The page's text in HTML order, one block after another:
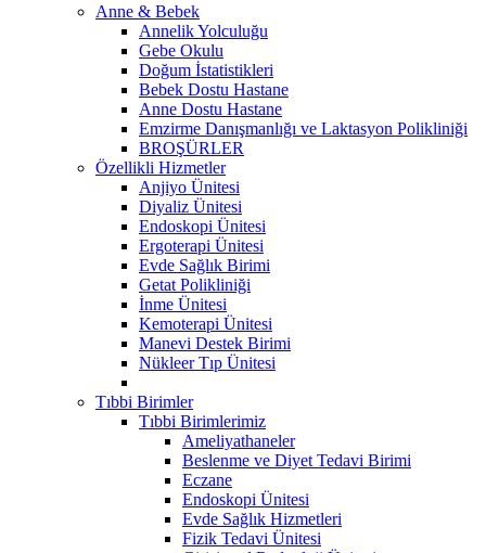
Anne & Bebek
Annelik Yolculuğu
Gebe Okulu
Doğum İstatistikleri
Bebek Dostu Hastane
Anne Dostu Hastane
Emzirme Danışmanlığı ve Laktasyon Polikliniği
BROŞÜRLER
Özellikli Hizmetler
Anjiyo Ünitesi
Diyaliz Ünitesi
Endoskopi Ünitesi
Ergoterapi Ünitesi
Evde Sağlık Birimi
Getat Polikliniği
İnme Ünitesi
Kemoterapi Ünitesi
Manevi Destek Birimi
Nükleer Tıp Ünitesi
Tıbbi Birimler
Tıbbi Birimlerimiz
Ameliyathaneler
Beslenme ve Diyet Tedavi Birimi
Eczane
Endoskopi Ünitesi
Evde Sağlık Hizmetleri
Fizik Tedavi Ünitesi